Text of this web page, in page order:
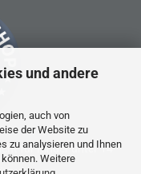
und andere
auch von
der Website zu
zu analysieren und Ihnen
Weitere
für Kinder unter 14